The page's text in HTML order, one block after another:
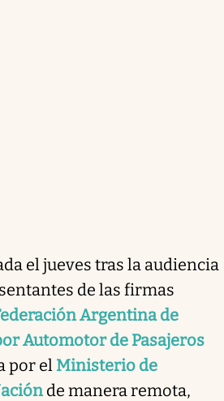
el jueves tras la audiencia
de las firmas
Argentina de
Automotor de Pasajeros
por el Ministerio de
de manera remota,